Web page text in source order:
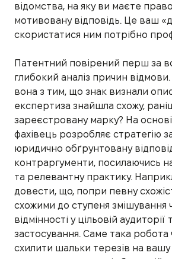
відомства, на яку ви маєте
мотивовану відповідь. Це ваш
скористатися ним потрібно
Патентний повірений перш за
глибокий аналіз причин
вона з тим, що знак визнали
експертиза знайшла схожу,
зареєстровану марку? На основі
фахівець розробляє стратегію
юридично обґрунтовану
контраргументи, посилаючись
та релевантну практику.
довести, що, попри певну
схожими до ступеня змішування
відмінності у цільовій
застосування. Саме така робота
схилити шальки терезів на